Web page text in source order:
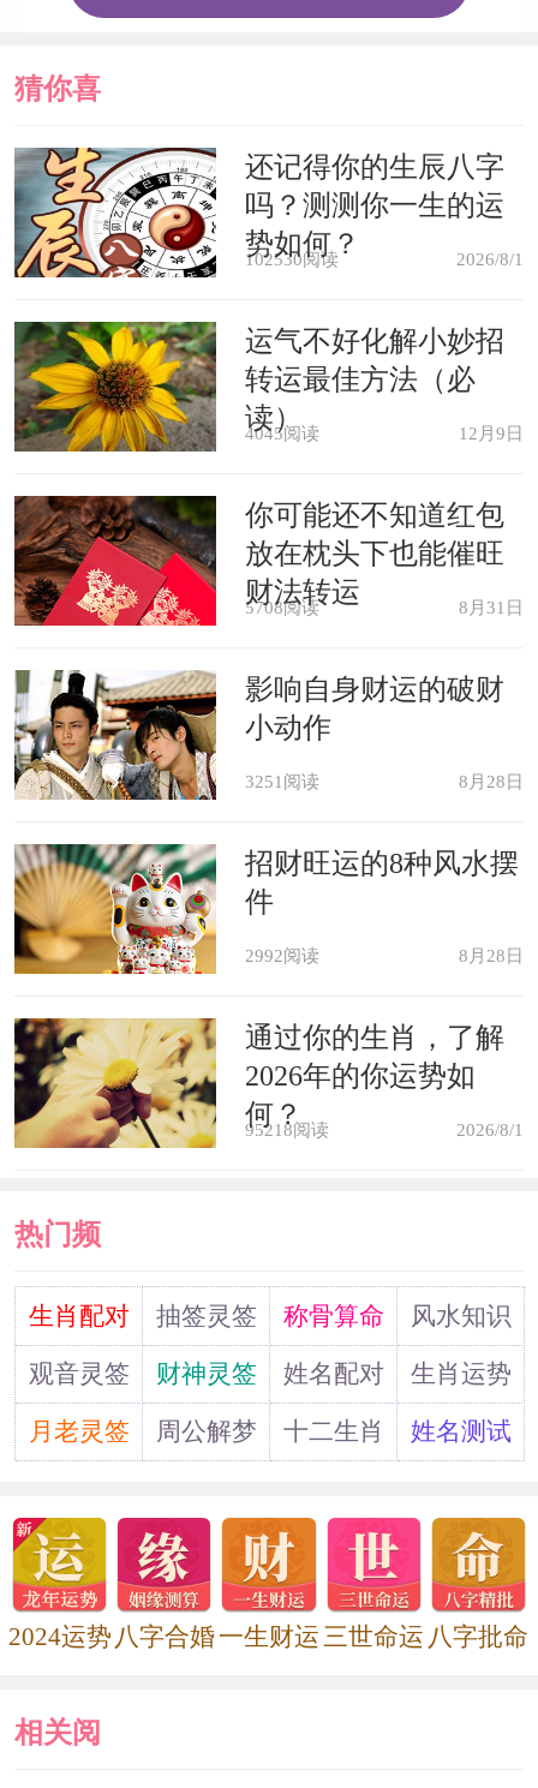
和爱护。
对于年轻女人而言，梦见自己被取
笑而闷闷不乐，预示她将草率地坠入爱
河，接受不忠诚的爱，导致自己迟迟不
能迈人神圣的婚姻殿堂。
猜你喜
欢
还记得你的生辰八字
吗？测测你一生的运
势如何？
102530阅读 2026/8/1
运气不好化解小妙招
转运最佳方法（必
读）
4045阅读 12月9日
你可能还不知道红包
放在枕头下也能催旺
财法转运
5708阅读 8月31日
影响自身财运的破财
小动作
3251阅读 8月28日
招财旺运的8种风水摆
件
2992阅读 8月28日
通过你的生肖，了解
2026年的你运势如
何？
95218阅读 2026/8/1
热门频
道生肖配对 抽签灵签 称骨算命
风水知识
观音灵签
财神灵签 姓名配对
生肖运势
月老灵签
周公解梦 十二生肖 姓名测试
2024运势 八字合婚一生财运三世命运 八字批命
相关阅